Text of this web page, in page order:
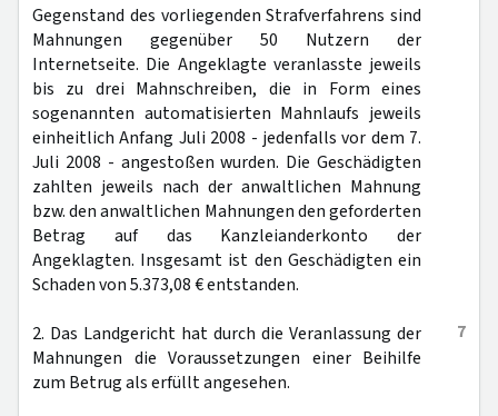
Gegenstand des vorliegenden Strafverfahrens sind
Mahnungen gegenüber 50 Nutzern der
Internetseite. Die Angeklagte veranlasste jeweils
bis zu drei Mahnschreiben, die in Form eines
sogenannten automatisierten Mahnlaufs jeweils
einheitlich Anfang Juli 2008 - jedenfalls vor dem 7.
Juli 2008 - angestoßen wurden. Die Geschädigten
zahlten jeweils nach der anwaltlichen Mahnung
bzw. den anwaltlichen Mahnungen den geforderten
Betrag auf das Kanzleianderkonto der
Angeklagten. Insgesamt ist den Geschädigten ein
Schaden von 5.373,08 € entstanden.
7
2. Das Landgericht hat durch die Veranlassung der
Mahnungen die Voraussetzungen einer Beihilfe
zum Betrug als erfüllt angesehen.